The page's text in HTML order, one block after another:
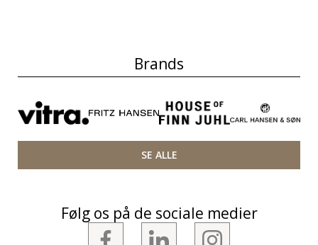
Brands
SE ALLE
Følg os på de sociale medier